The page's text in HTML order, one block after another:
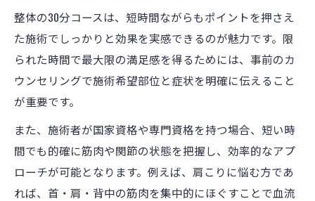
整体の30分コースは、短時間ながらもポイントを押さえ
た施術でしっかりと効果を実感できるのが魅力です。限
られた時間で最大限の満足感を得るためには、事前のカ
ウンセリングで施術希望部位と症状を明確に伝えること
が重要です。
また、施術者が国家資格や専門資格を持つ場合、短い時
間でも的確に筋肉や関節の状態を把握し、効率的なアプ
ローチが可能となります。例えば、肩こりに悩む方であ
れば、首・肩・背中の筋肉を集中的にほぐすことで血流